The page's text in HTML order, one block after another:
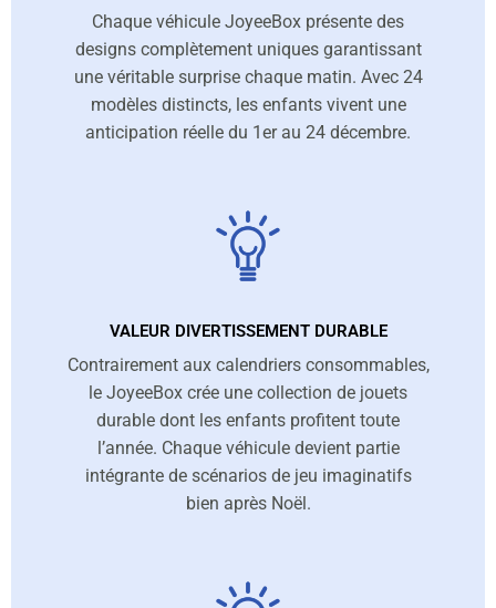
Chaque véhicule JoyeeBox présente des
designs complètement uniques garantissant
une véritable surprise chaque matin. Avec 24
modèles distincts, les enfants vivent une
anticipation réelle du 1er au 24 décembre.
VALEUR DIVERTISSEMENT DURABLE
Contrairement aux calendriers consommables,
le JoyeeBox crée une collection de jouets
durable dont les enfants profitent toute
l’année. Chaque véhicule devient partie
intégrante de scénarios de jeu imaginatifs
bien après Noël.